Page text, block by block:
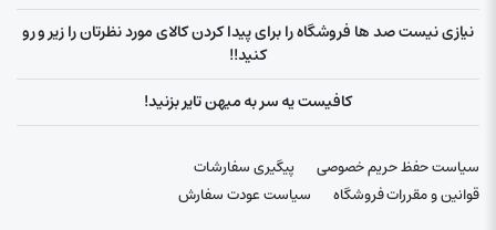
نیازی نیست صد ها فروشگاه را برای پیدا کردن کالای مورد نظرتان را زیر و رو
کنید!!
کافیست یه سر به میهن تایر بزنید!
سیاست حفظ حریم خصوصی
پیگیری سفارشات
قوانین و مقررات فروشگاه
سیاست عودت سفارش